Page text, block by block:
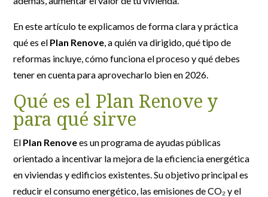
En este artículo te explicamos de forma clara y práctica
qué es el Plan Renove, a quién va dirigido, qué tipo de
reformas incluye, cómo funciona el proceso y qué debes
tener en cuenta para aprovecharlo bien en 2026.
Qué es el Plan Renove y
para qué sirve
El Plan Renovees un programa de ayudas públicas
orientado a incentivar la mejora de la eficiencia energética
en viviendas y edificios existentes. Su objetivo principal es
reducir el consumo energético, las emisiones de CO₂ y el